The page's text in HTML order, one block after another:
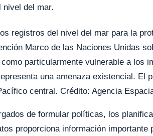
nivel del mar.
Marco de las Naciones Unidas
particularmente vulnerable a los
una amenaza existencial. El
central. Crédito: Agencia
de formular políticas, los
proporciona información